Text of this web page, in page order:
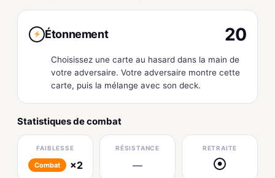
Étonnement 20
Choisissez une carte au hasard dans la main de
votre adversaire. Votre adversaire montre cette
carte, puis la mélange avec son deck.
Statistiques de combat
FAIBLESSE
Combat ×2
RÉSISTANCE
—
RETRAITE
●